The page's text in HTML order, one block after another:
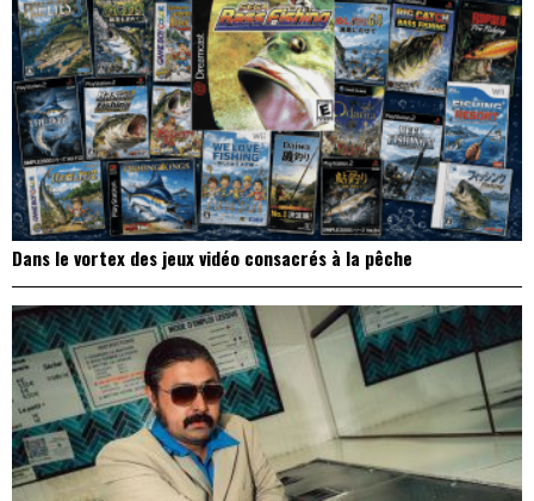
Dans le vortex des jeux vidéo consacrés à la pêche